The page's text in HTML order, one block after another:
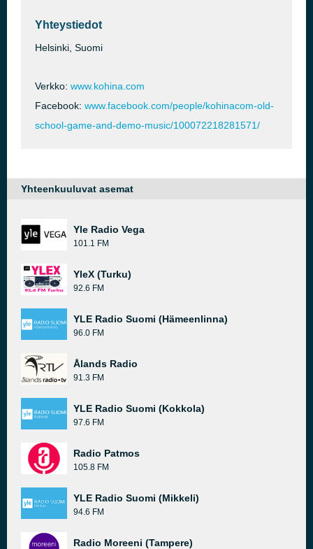
Yhteystiedot
Helsinki, Suomi
Verkko: www.kohina.com
Facebook: www.facebook.com/people/kohinacom-old-
school-game-and-demo-music/100072218281571/
Yhteenkuuluvat asemat
Yle Radio Vega
101.1 FM
YleX (Turku)
92.6 FM
YLE Radio Suomi (Hämeenlinna)
96.0 FM
Ålands Radio
91.3 FM
YLE Radio Suomi (Kokkola)
97.6 FM
Radio Patmos
105.8 FM
YLE Radio Suomi (Mikkeli)
94.6 FM
Radio Moreeni (Tampere)